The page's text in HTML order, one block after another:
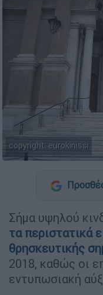
copyright: eurokinissi
Σήμα υψηλού
τα περιστατικά
θρησκευτικής
2018, καθώς οι
εντυπωσιακή